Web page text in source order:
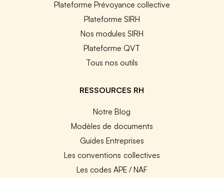
Plateforme Prévoyance collective
Plateforme SIRH
Nos modules SIRH
Plateforme QVT
Tous nos outils
RESSOURCES RH
Notre Blog
Modèles de documents
Guides Entreprises
Les conventions collectives
Les codes APE / NAF